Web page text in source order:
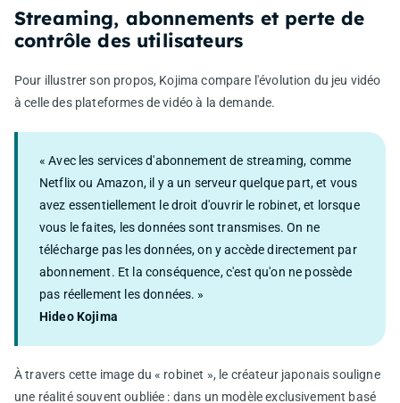
Streaming, abonnements et perte de
contrôle des utilisateurs
Pour illustrer son propos, Kojima compare l'évolution du jeu vidéo
à celle des plateformes de vidéo à la demande.
« Avec les services d'abonnement de streaming, comme
Netflix ou Amazon, il y a un serveur quelque part, et vous
avez essentiellement le droit d'ouvrir le robinet, et lorsque
vous le faites, les données sont transmises. On ne
télécharge pas les données, on y accède directement par
abonnement. Et la conséquence, c'est qu'on ne possède
pas réellement les données. »
Hideo Kojima
À travers cette image du « robinet », le créateur japonais souligne
une réalité souvent oubliée : dans un modèle exclusivement basé